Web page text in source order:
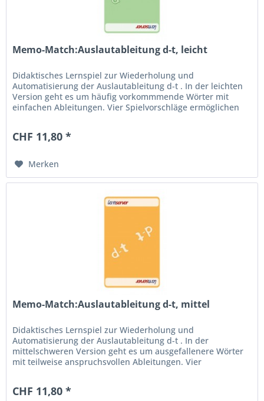
Memo-Match:Auslautableitung d-t, leicht
Didaktisches Lernspiel zur Wiederholung und
Automatisierung der Auslautableitung d-t . In der leichten
Version geht es um häufig vorkommmende Wörter mit
einfachen Ableitungen. Vier Spielvorschläge ermöglichen
CHF 11,80 *
Merken
Memo-Match:Auslautableitung d-t, mittel
Didaktisches Lernspiel zur Wiederholung und
Automatisierung der Auslautableitung d-t . In der
mittelschweren Version geht es um ausgefallenere Wörter
mit teilweise anspruchsvollen Ableitungen. Vier
CHF 11,80 *